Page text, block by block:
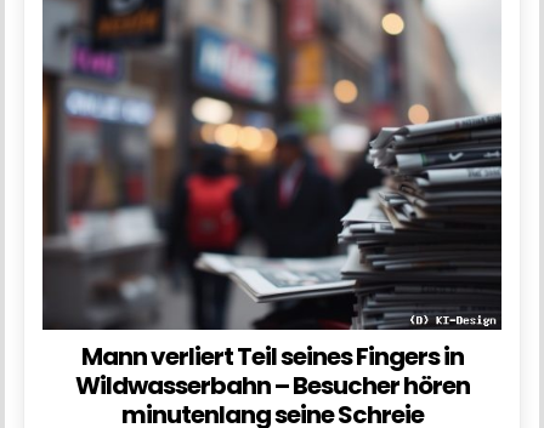
Mann verliert Teil seines Fingers in
Wildwasserbahn – Besucher hören
minutenlang seine Schreie